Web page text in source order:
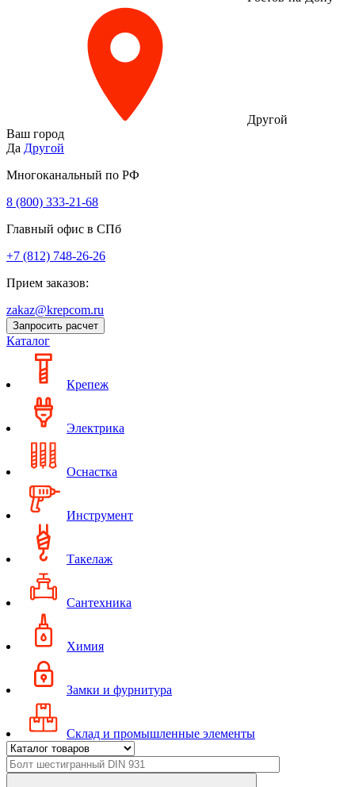
Другой
Ваш город
Да Другой
Многоканальный по РФ
8 (800) 333‑21-68
Главный офис в СПб
+7 (812) 748-26-26
Прием заказов:
zakaz@krepcom.ru
Запросить расчет
Каталог
Крепеж
Электрика
Оснастка
Инструмент
Такелаж
Сантехника
Химия
Замки и фурнитура
Склад и промышленные элементы